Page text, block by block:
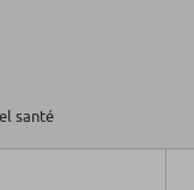
santé